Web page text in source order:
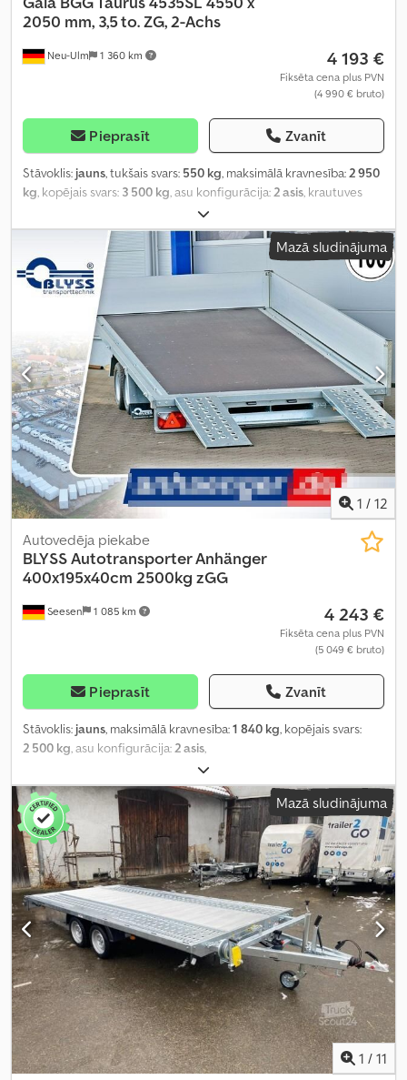
Neu-Ulm 1 360 km
2050 mm, 3,5 to. ZG, 2-Achs
4 193 €
Fiksēta cena plus PVN
(4 990 € bruto)
Pieprasīt Zvanīt
Stāvoklis: jauns, tukšais svars: 550 kg, maksimālā kravnesība:2 950
kg, kopējais svars: 3 500 kg, asu konfigurācija:2 asis, krautuves
, iekraušanas vietas platums:
iekraušanas telpas augstums:50 mm, iekraušanas telpas tilpums:1
, būvniecības augstums:680 mm , darba platums:
2 100 mm,
Mazā sludinājuma
1 / 12
Seesen 1 085 km
Autovedēja piekabe
BLYSSAutotransporter Anhänger
400x195x40cm 2500kg zGG
4 243 €
Fiksēta cena plus PVN
(5 049 € bruto)
Pieprasīt Zvanīt
Stāvoklis: jauns, maksimālā kravnesība:1 840 kg, kopējais svars:
2 500 kg , asu konfigurācija: 2 asis
Mazā sludinājuma
1 / 11